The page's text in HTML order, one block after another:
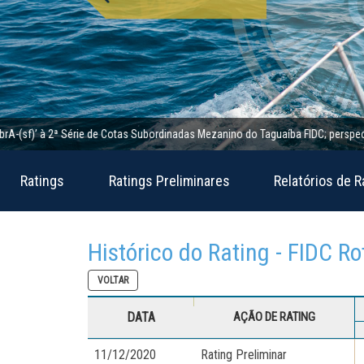
Série de Cotas Subordinadas Mezanino do Taguaíba FIDC; perspectiva
Ratings Ratings Preliminares Relatórios de
Histórico do Rating - FIDC
VOLTAR
DATA AÇÃO DE RATING
11/12/2020 Rating Preliminar